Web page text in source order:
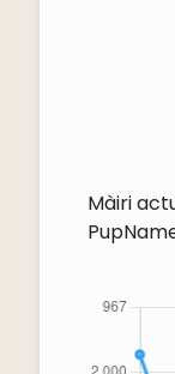
Màiri